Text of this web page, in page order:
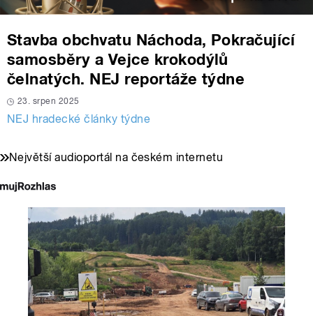
Stavba obchvatu Náchoda, Pokračující
samosběry a Vejce krokodýlů
čelnatých. NEJ reportáže týdne
23. srpen 2025
NEJ hradecké články týdne
Největší audioportál na českém internetu